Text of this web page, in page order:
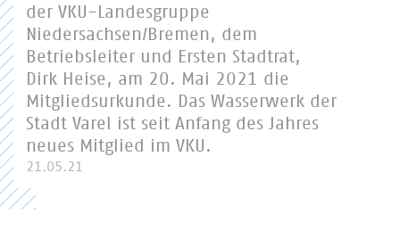
der VKU-Landesgruppe
Niedersachsen/Bremen, dem
Betriebsleiter und Ersten Stadtrat,
Dirk Heise, am 20. Mai 2021 die
Mitgliedsurkunde. Das Wasserwerk der
Stadt Varel ist seit Anfang des Jahres
neues Mitglied im VKU.
21.05.21